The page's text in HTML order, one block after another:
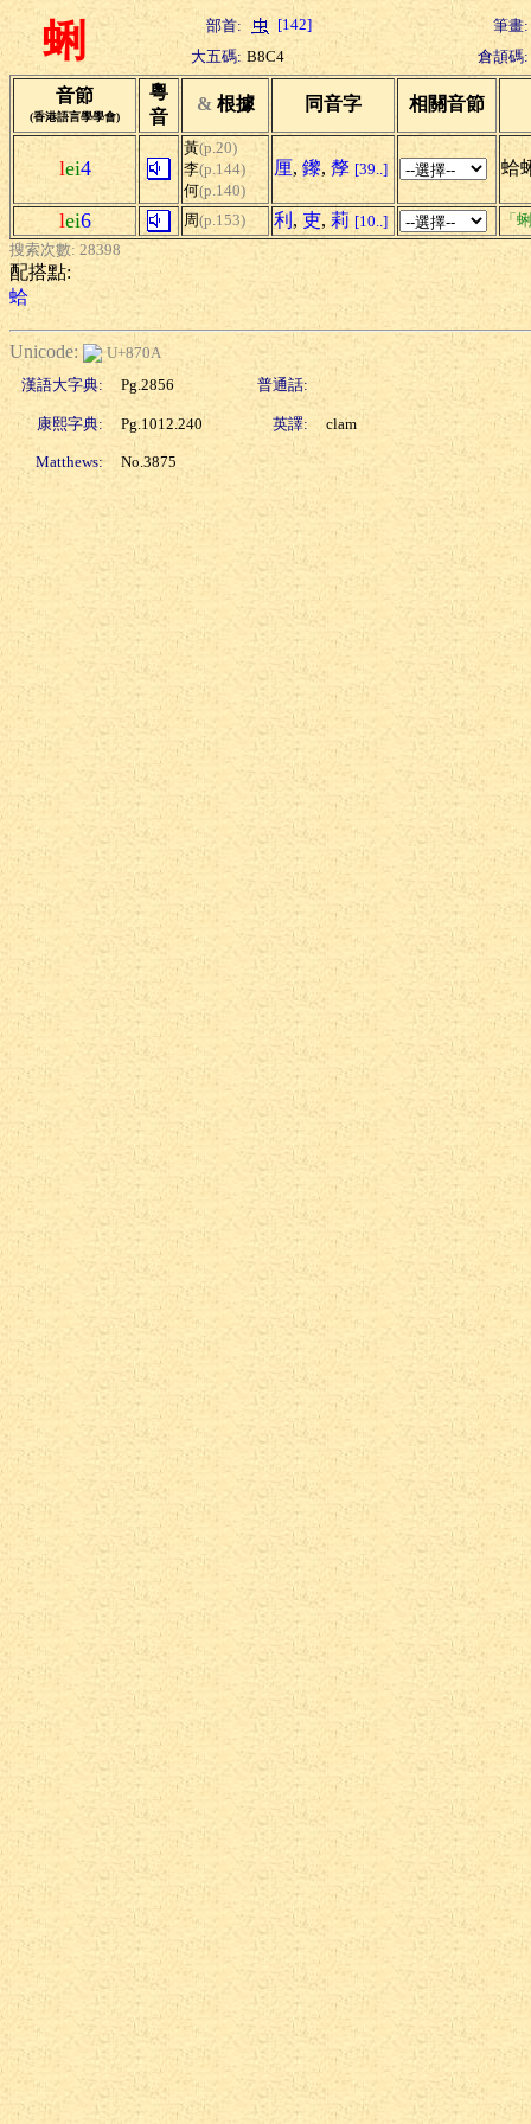
蜊 部首: [142]
筆畫:
大五碼: B8C4 倉頡碼:
音節
(香港語言學學會)
粵
音
& 根據 同音字 相關音節
lei4
黃(p.20)
李(p.144)
何(p.140)
厘, 鑗, 孷 [39..] 蛤
lei6 周(p.153) 利 , 吏, 莉 [10..]
「
搜索次數: 28398
配搭點:
蛤
Unicode:
U+870A
漢語大字典:
Pg.2856 普通話:
康熙字典: Pg.1012.240 英譯: clam
Matthews: No.3875